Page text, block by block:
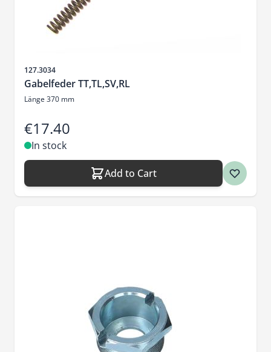
Sku
127.3034
Gabelfeder TT,TL,SV,RL
Länge 370 mm
€17.40
In stock
Add to Cart